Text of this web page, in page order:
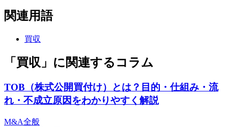
関連用語
買収
「買収」に関連するコラム
TOB（株式公開買付け）とは？目的・仕組み・流
れ・不成立原因をわかりやすく解説
M&A全般